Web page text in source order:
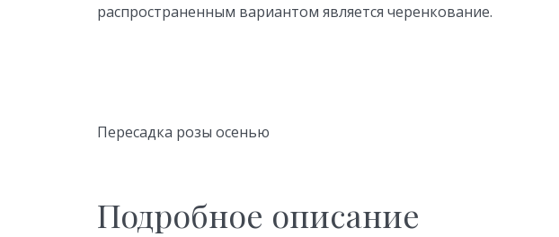
распространенным вариантом является черенкование.
Пересадка розы осенью
Подробное описание